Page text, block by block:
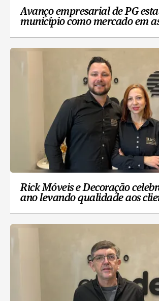
Avanço empresarial de PG
município como mercado em
Rick Móveis e Decoração
ano levando qualidade aos